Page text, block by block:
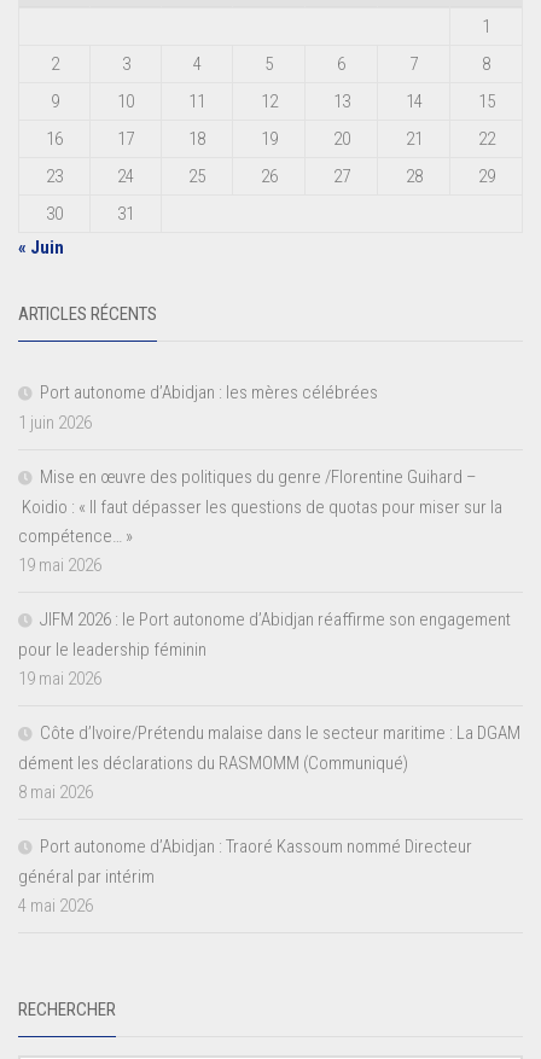
1
2
3 4 5 6 7
8
9
10 11 12 13 14
15
16
17 18 19 20 21
22
23
24 25 26 27 28
29
30
31
« Juin
ARTICLES RÉCENTS
Port autonome d’Abidjan : les mères célébrées
1 juin 2026
Mise en œuvre des politiques du genre /Florentine Guihard –
Koidio : « Il faut dépasser les questions de quotas pour miser sur la
compétence… »
19 mai 2026
JIFM 2026 : le Port autonome d’Abidjan réaffirme son engagement
pour le leadership féminin
19 mai 2026
Côte d’Ivoire/Prétendu malaise dans le secteur maritime : La DGAM
dément les déclarations du RASMOMM (Communiqué)
8 mai 2026
Port autonome d’Abidjan : Traoré Kassoum nommé Directeur
général par intérim
4 mai 2026
RECHERCHER